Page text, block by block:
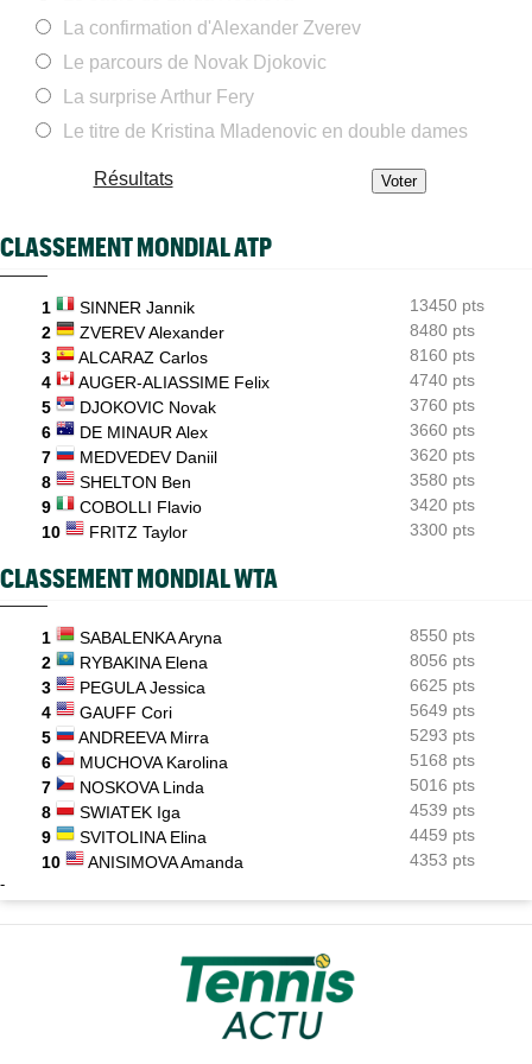
Next Gen ATP Finals
Moïse Kouame, 17 ans, peut faire mieux que Sinner et Alcaraz
ATP - Montréal
Bourreau d'Ugo Humbert, Daniel Merida aime croquer du
Français...
ATP - Cincinnati
Comme Carlos Alcaraz, Holger Rune a renoncé à Cincinnati
Rybakina, Andreeva, Osaka, Gauff... horaires et diffusion TV
Jelena Ostapenko dénonce les messages d'insultes et de
menaces
La confirmation d'Alexander Zverev
Le parcours de Novak Djokovic
La surprise Arthur Fery
Le titre de Kristina Mladenovic en double dames
Résultats
CLASSEMENT MONDIAL ATP
1 SINNER Jannik
13450 pts
2
ZVEREV Alexander
8480 pts
3
ALCARAZ Carlos
8160 pts
4
AUGER-ALIASSIME Felix
4740 pts
5
DJOKOVIC Novak
3760 pts
6
DE MINAUR Alex
3660 pts
7
MEDVEDEV Daniil
3620 pts
8
SHELTON Ben
3580 pts
9
COBOLLI Flavio
3420 pts
10
FRITZ Taylor 3300 pts
CLASSEMENT MONDIAL WTA
1 SABALENKA Aryna
8550 pts
2
RYBAKINA Elena
8056 pts
3
PEGULA Jessica
6625 pts
4
GAUFF Cori
5649 pts
5
ANDREEVA Mirra
5293 pts
6
MUCHOVA Karolina
5168 pts
7
NOSKOVA Linda
5016 pts
8
SWIATEK Iga
4539 pts
9
SVITOLINA Elina
4459 pts
10
ANISIMOVA Amanda 4353 pts
-